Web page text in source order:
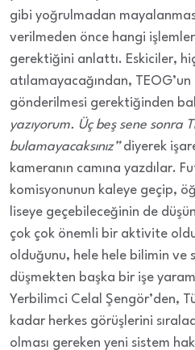
gibi yoğrulmadan
verilmeden önce hangi
gerektiğini anlattı. Eskiciler,
atılamayacağından,
gönderilmesi gerektiğinden
yazıyorum. Üç beş sene sonra
bulamayacaksınız”diyerek
kameranın camına yazdılar.
komisyonunun kaleye geçip,
liseye geçebileceğinin de
çok çok önemli bir aktivite
olduğunu, hele hele bilimin ve
düşmekten başka bir işe
Yerbilimci Celal Şengör’den,
kadar herkes görüşlerini
olması gereken yeni sistem